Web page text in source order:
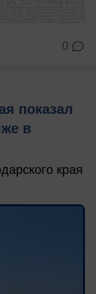
0
показал
в
края